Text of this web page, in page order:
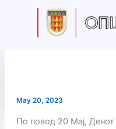
May 20, 2023
По повод 20 Мај,